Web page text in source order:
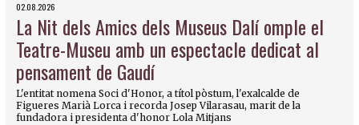
02.08.2026
La Nit dels Amics dels Museus Dalí omple el
Teatre-Museu amb un espectacle dedicat al
pensament de Gaudí
L'entitat nomena Soci d'Honor, a títol pòstum, l'exalcalde de
Figueres Marià Lorca i recorda Josep Vilarasau, marit de la
fundadora i presidenta d'honor Lola Mitjans